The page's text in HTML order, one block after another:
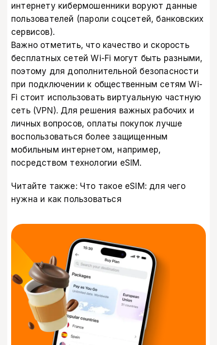
интернету кибермошенники воруют данные
пользователей (пароли соцсетей, банковских
сервисов).
Важно отметить, что качество и скорость
бесплатных сетей Wi-Fi могут быть разными,
поэтому для дополнительной безопасности
при подключении к общественным сетям Wi-
Fi стоит использовать виртуальную частную
сеть (VPN). Для решения важных рабочих и
личных вопросов, оплаты покупок лучше
воспользоваться более защищенным
мобильным интернетом, например,
посредством технологии eSIM.
Читайте также: Что такое eSIM: для чего
нужна и как пользоваться